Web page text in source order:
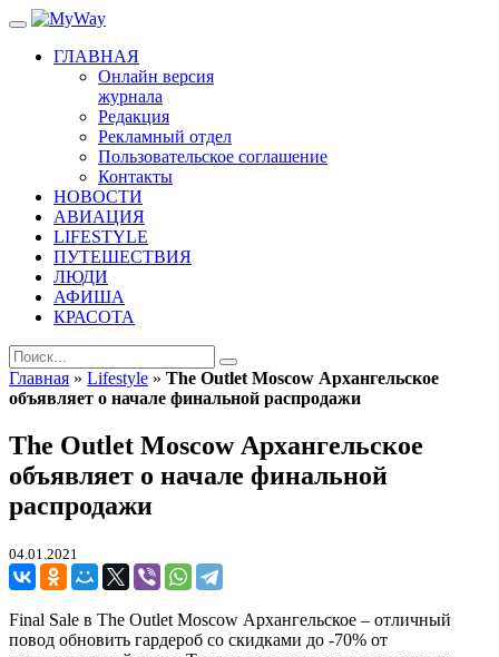
ГЛАВНАЯ
Онлайн версия
журнала
Редакция
Рекламный отдел
Пользовательское соглашение
Контакты
НОВОСТИ
АВИАЦИЯ
LIFESTYLE
ПУТЕШЕСТВИЯ
ЛЮДИ
АФИША
КРАСОТА
Главная » Lifestyle » The Outlet Moscow Архангельское
объявляет о начале финальной распродажи
The Outlet Moscow Архангельское
объявляет о начале финальной
распродажи
04.01.2021
Final Sale в The Outlet Moscow Архангельское – отличный
повод обновить гардероб со скидками до -70% от